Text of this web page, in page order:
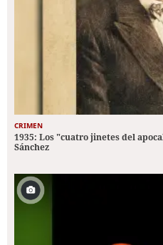
CRIMEN
1935: Los "cuatro jinetes del
Sánchez